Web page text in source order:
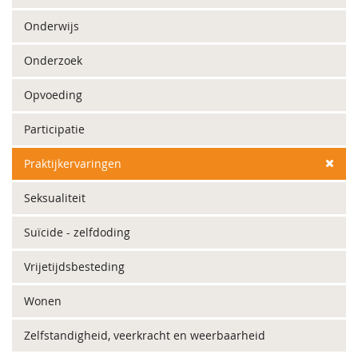
Onderwijs
Onderzoek
Opvoeding
Participatie
Praktijkervaringen
Seksualiteit
Suïcide - zelfdoding
Vrijetijdsbesteding
Wonen
Zelfstandigheid, veerkracht en weerbaarheid